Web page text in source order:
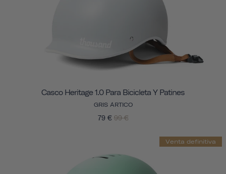
Casco Heritage 1.0 Para Bicicleta Y Patines
GRIS ÁRTICO
79 € 99 €
Venta definitiva